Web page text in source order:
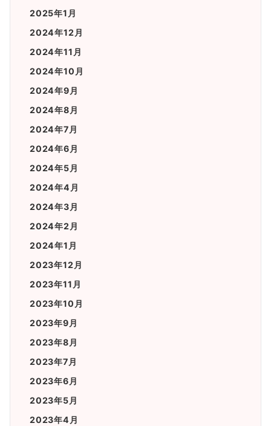
2025年1月
2024年12月
2024年11月
2024年10月
2024年9月
2024年8月
2024年7月
2024年6月
2024年5月
2024年4月
2024年3月
2024年2月
2024年1月
2023年12月
2023年11月
2023年10月
2023年9月
2023年8月
2023年7月
2023年6月
2023年5月
2023年4月